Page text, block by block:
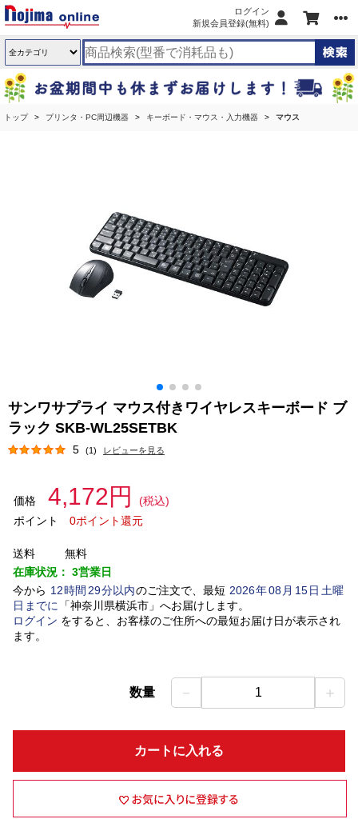
ログイン
新規会員登録(無料)
トップ プリンタ・PC周辺機器 キーボード・マウス・入力機器 マウス
サンワサプライ マウス付きワイヤレスキーボード ブ
ラック SKB-WL25SETBK
5 (1) レビューを見る
価格 4,172円
(税込)
ポイント
0ポイント還元
送料
無料
在庫状況： 3営業日
今から 12時間 29分以内のご注文で、最短 2026年08 月 15日土曜
日 までに 「神奈川県横浜市」 へお届けします。
ログイン をすると、お客様のご住所への最短お届け日が表示され
ます。
数量 － 1 ＋
カートに入れる